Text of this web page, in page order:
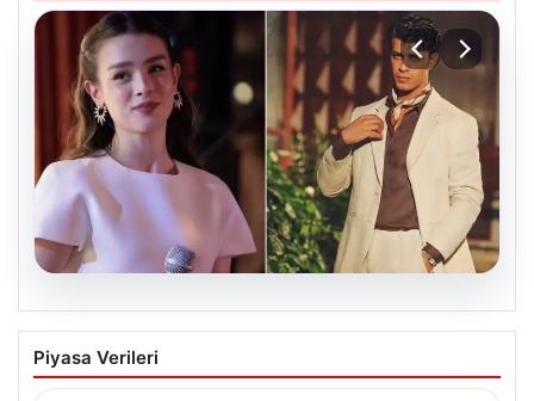
‘Yeraltı’ dizisinde şok olay! Babası suç
duyurusunda bulundu: ‘Kızımla reşit
Piyasa Verileri